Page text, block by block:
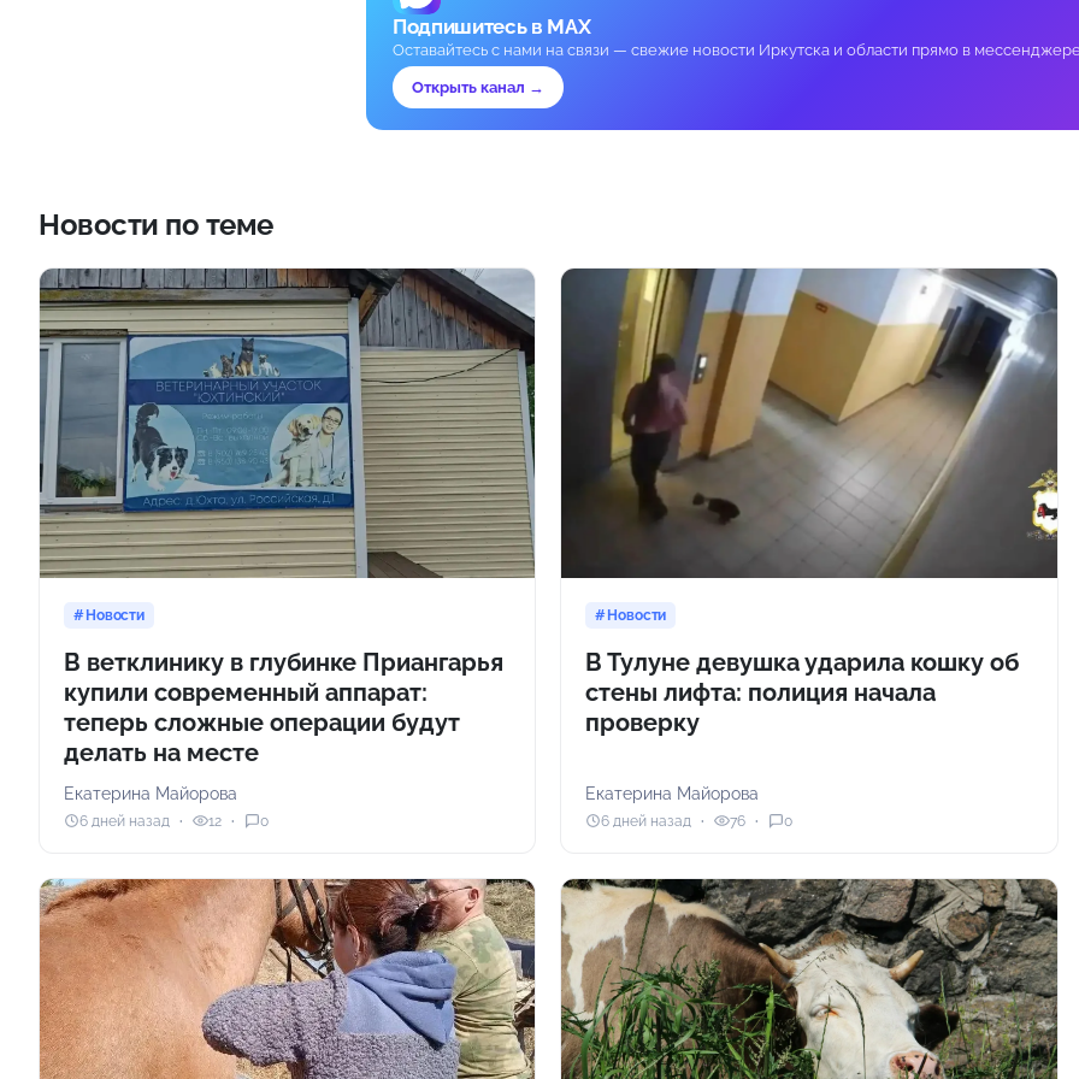
Подпишитесь в MAX
Оставайтесь с нами на связи — свежие новости Иркутска и области прямо в
Открыть канал →
Новости по теме
Новости
В ветклинику в глубинке Приангарья
купили современный аппарат:
теперь сложные операции будут
делать на месте
Екатерина Майорова
6 дней назад 12 0
Новости
В Тулуне девушка ударила кошку об
стены лифта: полиция начала
проверку
Екатерина Майорова
6 дней назад 76 0